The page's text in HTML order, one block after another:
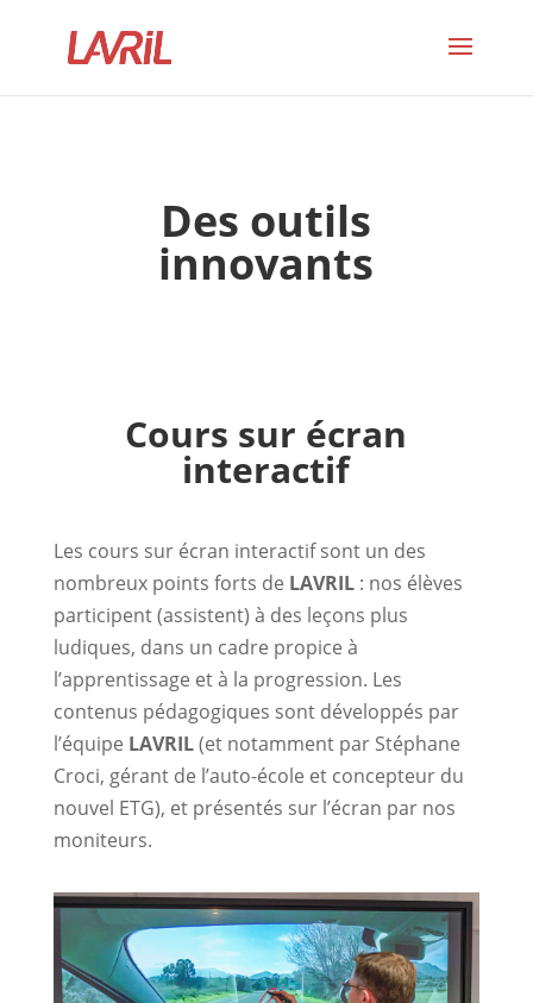
Des outils
innovants
Cours sur écran
interactif
Les cours sur écran interactif sont un des
nombreux points forts de LAVRIL: nos élèves
participent (assistent) à des leçons plus
ludiques, dans un cadre propice à
l’apprentissage et à la progression. Les
contenus pédagogiques sont développés par
l’équipe LAVRIL(et notamment par Stéphane
Croci, gérant de l’auto-école et concepteur du
nouvel ETG), et présentés sur l’écran par nos
moniteurs.